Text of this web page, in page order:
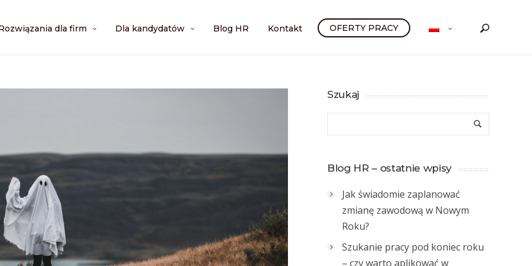
dla firm Dla kandydatów Blog HR Kontakt OFERTY PRACY
Szukaj
Blog HR – ostatnie wpisy
Jak świadomie zaplanować
zmianę zawodową w Nowym
Roku?
Szukanie pracy pod koniec roku
– czy warto aplikować w